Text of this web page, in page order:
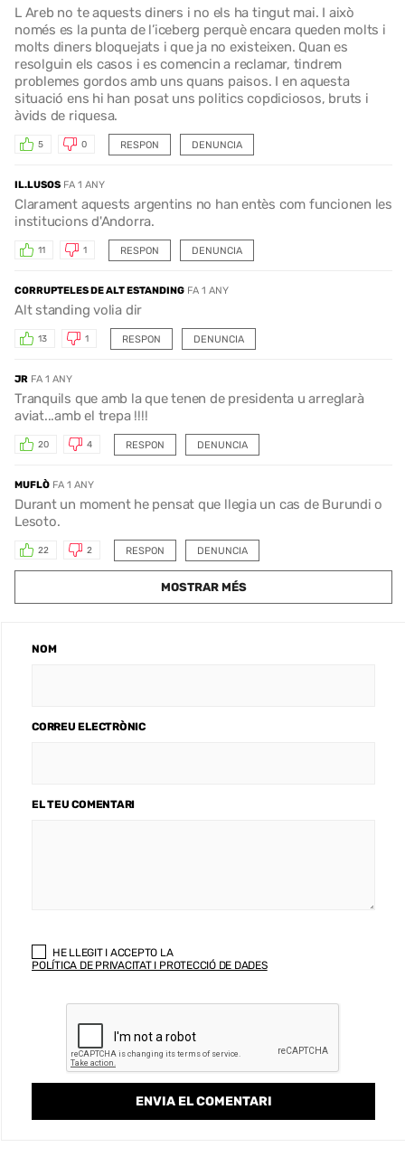
L Areb no te aquests diners i no els ha tingut mai. I això
només es la punta de l’iceberg perquè encara queden molts i
molts diners bloquejats i que ja no existeixen. Quan es
resolguin els casos i es comencin a reclamar, tindrem
problemes gordos amb uns quans paisos. I en aquesta
situació ens hi han posat uns politics copdiciosos, bruts i
àvids de riquesa.
RESPON
5 0 DENUNCIA
IL.LUSOS FA 1 ANY
Clarament aquests argentins no han entès com funcionen les
institucions d'Andorra.
RESPON
11 1 DENUNCIA
CORRUPTELES DE ALT ESTANDING FA 1 ANY
Alt standing volia dir
RESPON
13 1 DENUNCIA
JR FA 1 ANY
Tranquils que amb la que tenen de presidenta u arreglarà
aviat...amb el trepa !!!!
RESPON
20 4 DENUNCIA
MUFLÒ FA 1 ANY
Durant un moment he pensat que llegia un cas de Burundi o
Lesoto.
RESPON
22 2 DENUNCIA
MOSTRAR MÉS
NOM
CORREU ELECTRÒNIC
EL TEU COMENTARI
HE LLEGIT I ACCEPTO LA
POLÍTICA DE PRIVACITAT I PROTECCIÓ DE DADES